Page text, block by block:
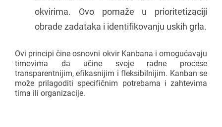
okvirima. Ovo pomaže u prioritetizaciji
obrade zadataka i identifikovanju uskih grla.
Ovi principi čine osnovni okvir Kanbana i omogućavaju
timovima da učine svoje radne procese
transparentnijim, efikasnijim i fleksibilnijim. Kanban se
može prilagoditi specifičnim potrebama i zahtevima
tima ili organizacije.